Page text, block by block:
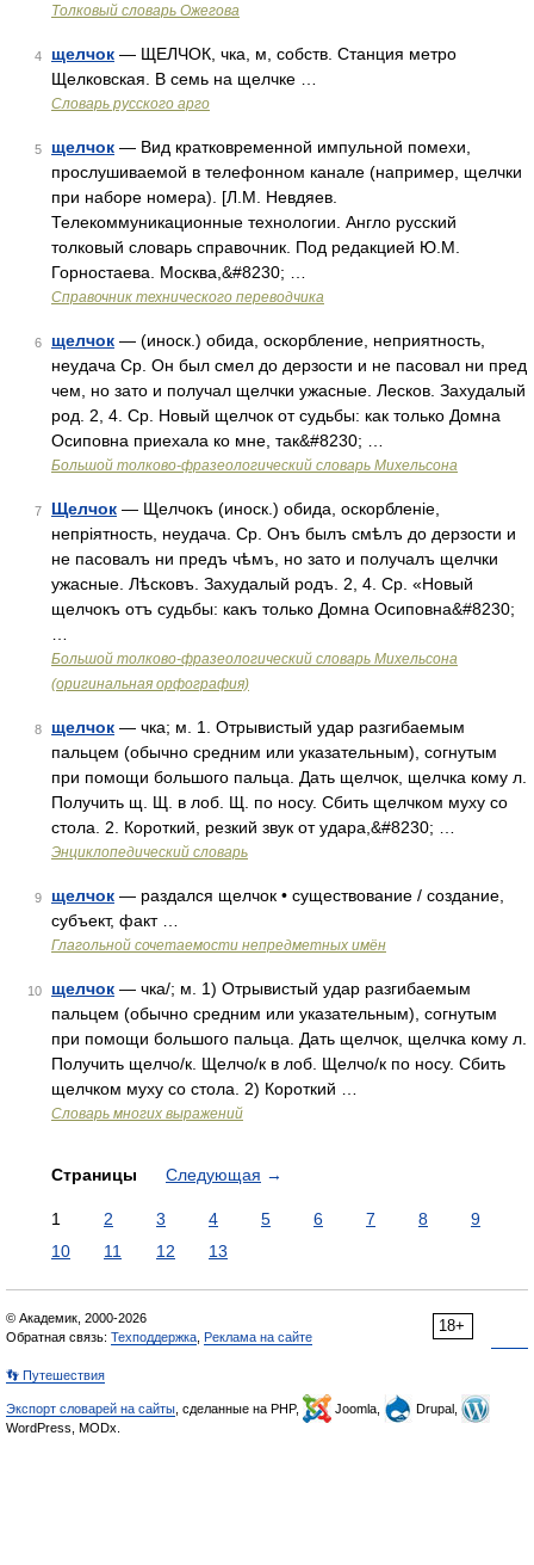
Толковый словарь Ожегова
4 щелчок — ЩЕЛЧОК, чка, м, собств. Станция метро
Щелковская. В семь на щелчке …
Словарь русского арго
5 щелчок — Вид кратковременной импульной помехи,
прослушиваемой в телефонном канале (например, щелчки
при наборе номера). [Л.М. Невдяев.
Телекоммуникационные технологии. Англо русский
толковый словарь справочник. Под редакцией Ю.М.
Горностаева. Москва,&#8230; …
Справочник технического переводчика
6 щелчок — (иноск.) обида, оскорбление, неприятность,
неудача Ср. Он был смел до дерзости и не пасовал ни пред
чем, но зато и получал щелчки ужасные. Лесков. Захудалый
род. 2, 4. Ср. Новый щелчок от судьбы: как только Домна
Осиповна приехала ко мне, так&#8230; …
Большой толково-фразеологический словарь Михельсона
7 Щелчок — Щелчокъ (иноск.) обида, оскорбленіе,
непріятность, неудача. Ср. Онъ былъ смѣлъ до дерзости и
не пасовалъ ни предъ чѣмъ, но зато и получалъ щелчки
ужасные. Лѣсковъ. Захудалый родъ. 2, 4. Ср. «Новый
щелчокъ отъ судьбы: какъ только Домна Осиповна&#8230;
Большой толково-фразеологический словарь Михельсона
(оригинальная орфография)
8 щелчок — чка; м. 1. Отрывистый удар разгибаемым
пальцем (обычно средним или указательным), согнутым
при помощи большого пальца. Дать щелчок, щелчка кому л.
Получить щ. Щ. в лоб. Щ. по носу. Сбить щелчком муху со
стола. 2. Короткий, резкий звук от удара,&#8230; …
Энциклопедический словарь
9 щелчок — раздался щелчок • существование / создание,
субъект, факт …
Глагольной сочетаемости непредметных имён
10 щелчок — чка/; м. 1) Отрывистый удар разгибаемым
пальцем (обычно средним или указательным), согнутым
при помощи большого пальца. Дать щелчок, щелчка кому л.
Получить щелчо/к. Щелчо/к в лоб. Щелчо/к по носу. Сбить
щелчком муху со стола. 2) Короткий …
Словарь многих выражений
Страницы Следующая →
1 2 3 4 5 6 7 8
9
10
11 12 13
18+
© Академик, 2000-2026
Обратная связь: Техподдержка Реклама на сайте
👣 Путешествия
Экспорт словарей на сайты , сделанные на PHP, Joomla,
Drupal,
WordPress, MODx.